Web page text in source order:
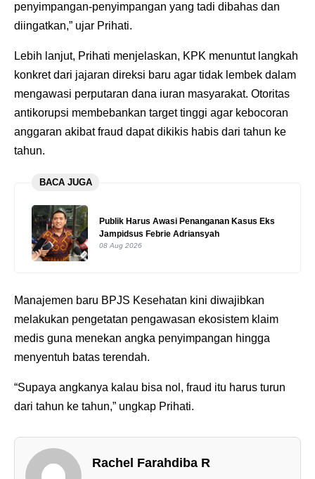
penyimpangan-penyimpangan yang tadi dibahas dan
diingatkan,” ujar Prihati.
Lebih lanjut, Prihati menjelaskan, KPK menuntut langkah
konkret dari jajaran direksi baru agar tidak lembek dalam
mengawasi perputaran dana iuran masyarakat. Otoritas
antikorupsi membebankan target tinggi agar kebocoran
anggaran akibat fraud dapat dikikis habis dari tahun ke
tahun.
BACA JUGA
Publik Harus Awasi Penanganan Kasus Eks
Jampidsus Febrie Adriansyah
08 Aug 2026
Manajemen baru BPJS Kesehatan kini diwajibkan
melakukan pengetatan pengawasan ekosistem klaim
medis guna menekan angka penyimpangan hingga
menyentuh batas terendah.
“Supaya angkanya kalau bisa nol, fraud itu harus turun
dari tahun ke tahun,” ungkap Prihati.
Rachel Farahdiba R